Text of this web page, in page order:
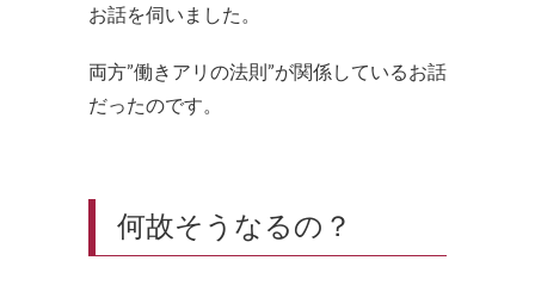
お話を伺いました。
両方”働きアリの法則”が関係しているお話
だったのです。
何故そうなるの？